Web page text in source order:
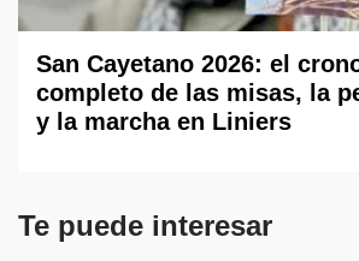
San Cayetano 2026: el
completo de las misas, la
y la marcha en Liniers
Te puede interesar